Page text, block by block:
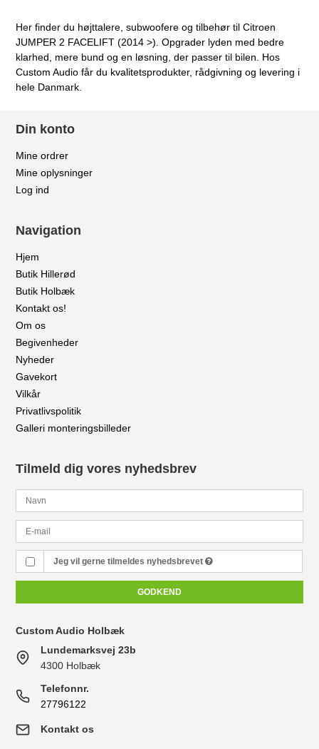
Her finder du højttalere, subwoofere og tilbehør til Citroen
JUMPER 2 FACELIFT (2014 >). Opgrader lyden med bedre
klarhed, mere bund og en løsning, der passer til bilen. Hos
Custom Audio får du kvalitetsprodukter, rådgivning og levering i
hele Danmark.
Din konto
Mine ordrer
Mine oplysninger
Log ind
Navigation
Hjem
Butik Hillerød
Butik Holbæk
Kontakt os!
Om os
Begivenheder
Nyheder
Gavekort
Vilkår
Privatlivspolitik
Galleri monteringsbilleder
Tilmeld dig vores nyhedsbrev
Jeg vil gerne tilmeldes nyhedsbrevet
GODKEND
Custom Audio Holbæk
Lundemarksvej 23b
4300 Holbæk
Telefonnr.
27796122
Kontakt os